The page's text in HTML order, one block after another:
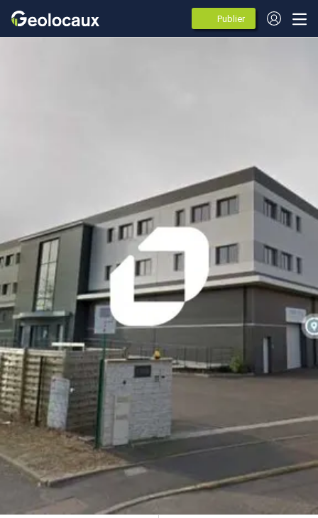
Publier
des
annonces